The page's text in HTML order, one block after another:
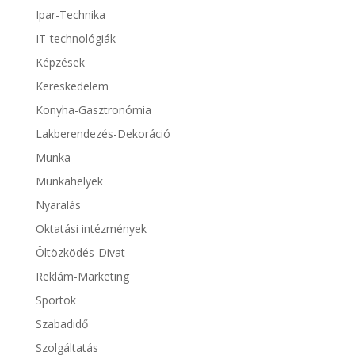
Ipar-Technika
IT-technológiák
Képzések
Kereskedelem
Konyha-Gasztronómia
Lakberendezés-Dekoráció
Munka
Munkahelyek
Nyaralás
Oktatási intézmények
Öltözködés-Divat
Reklám-Marketing
Sportok
Szabadidő
Szolgáltatás